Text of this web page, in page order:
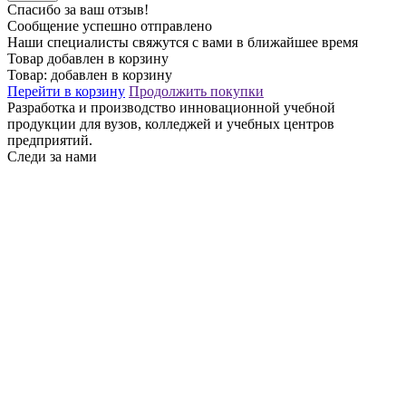
Спасибо за ваш отзыв!
Сообщение успешно отправлено
Наши специалисты свяжутся с вами в ближайшее время
Товар добавлен в корзину
Товар: добавлен в корзину
Перейти в корзину Продолжить покупки
Разработка и производство инновационной учебной
продукции для вузов, колледжей и учебных центров
предприятий.
Следи за нами